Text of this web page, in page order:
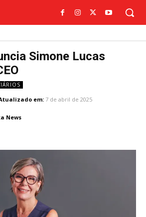
Simone Lucas
em: 7 de abril de 2025
News